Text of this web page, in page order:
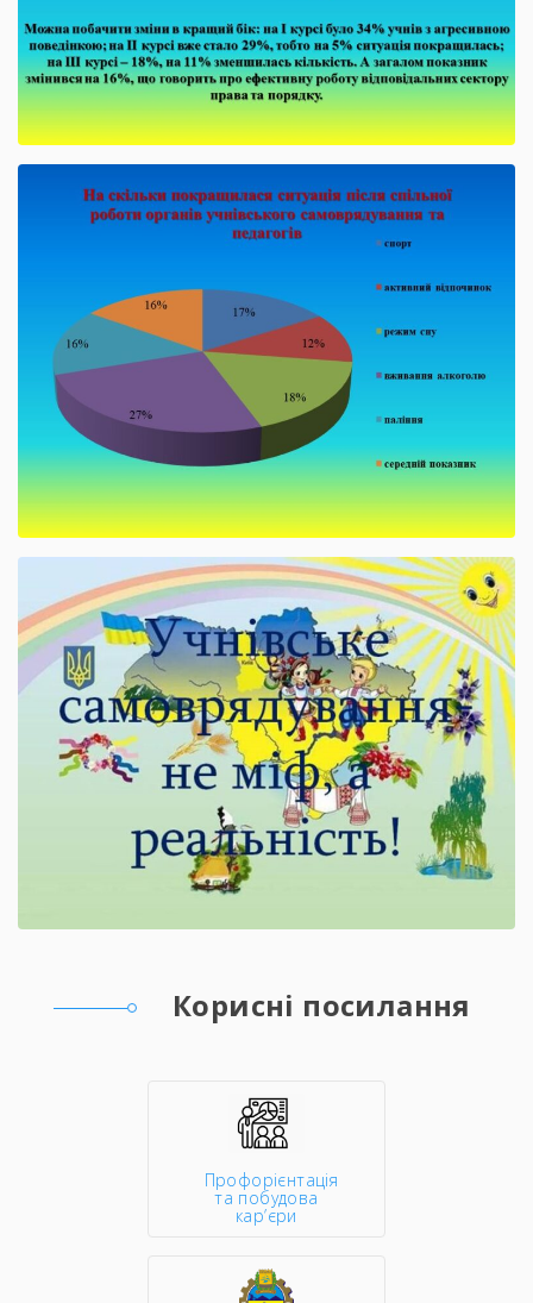
Корисні посилання
Профорієнтація
та побудова
кар’єри